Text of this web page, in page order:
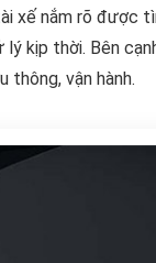
xế nắm rõ được
kịp thời. Bên
vận hành.